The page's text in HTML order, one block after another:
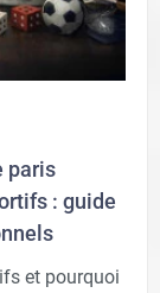
paris
: guide
et pourquoi